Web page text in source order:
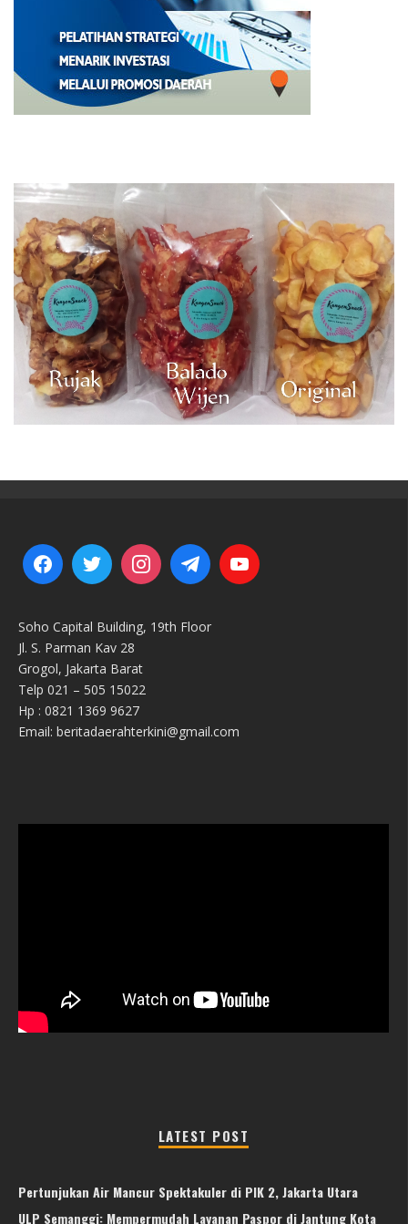
Soho Capital Building, 19th Floor
Jl. S. Parman Kav 28
Grogol, Jakarta Barat
Telp 021 – 505 15022
Hp : 0821 1369 9627
Email: beritadaerahterkini@gmail.com
LATEST POST
Pertunjukan Air Mancur Spektakuler di PIK 2, Jakarta Utara
ULP Semanggi: Mempermudah Layanan Paspor di Jantung Kota